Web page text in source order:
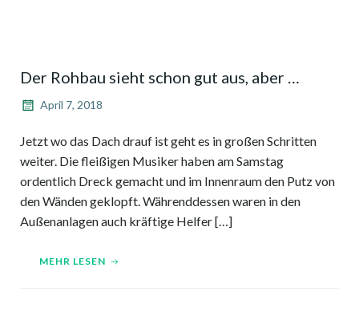
Der Rohbau sieht schon gut aus, aber …
April 7, 2018
Jetzt wo das Dach drauf ist geht es in großen Schritten
weiter. Die fleißigen Musiker haben am Samstag
ordentlich Dreck gemacht und im Innenraum den Putz von
den Wänden geklopft. Währenddessen waren in den
Außenanlagen auch kräftige Helfer […]
MEHR LESEN